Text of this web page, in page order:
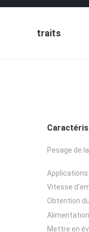
traits
Pesage de
Vitesse
Obtention
Mettre en